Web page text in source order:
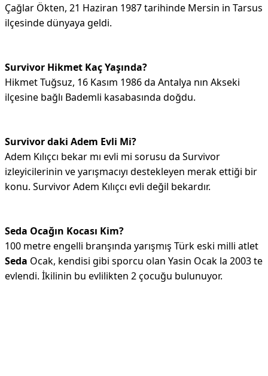
Çağlar Ökten, 21 Haziran 1987 tarihinde Mersin in Tarsus
ilçesinde dünyaya geldi.
Survivor Hikmet Kaç Yaşında?
Hikmet Tuğsuz, 16 Kasım 1986 da Antalya nın Akseki
ilçesine bağlı Bademli kasabasında doğdu.
Survivor daki Adem Evli Mi?
Adem Kılıçcı bekar mı evli mi sorusu da Survivor
izleyicilerinin ve yarışmacıyı destekleyen merak ettiği bir
konu. Survivor Adem Kılıçcı evli değil bekardır.
Seda Ocağın Kocası Kim?
100 metre engelli branşında yarışmış Türk eski milli atlet
Seda Ocak, kendisi gibi sporcu olan Yasin Ocak la 2003 te
evlendi. İkilinin bu evlilikten 2 çocuğu bulunuyor.